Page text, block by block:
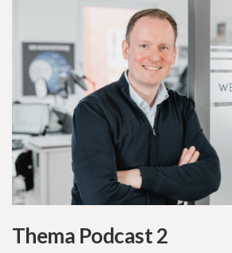
Thema Podcast 2